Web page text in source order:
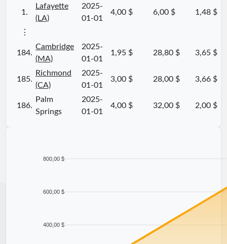
1.
Lafayette
(LA)
2025-
01-01
4,00 $ 6,00 $ 1,48 $
⋮
184.
Cambridge
(MA)
2025-
01-01
1,95 $ 28,80 $ 3,65 $
185.
Richmond
(CA)
2025-
01-01
3,00 $ 28,00 $ 3,66 $
186.
Palm
Springs
2025-
01-01
4,00 $ 32,00 $ 2,00 $
800,00 $
600,00 $
400,00 $